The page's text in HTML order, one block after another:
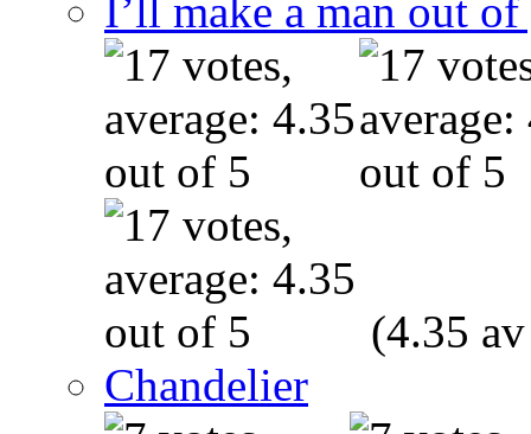
I’ll make a man out
(4.35
Chandelier